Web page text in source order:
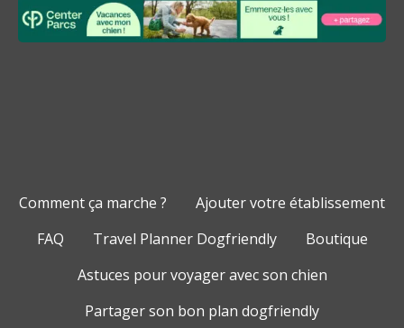
Comment ça marche ?
Ajouter votre établissement
FAQ
Travel Planner Dogfriendly
Boutique
Astuces pour voyager avec son chien
Partager son bon plan dogfriendly